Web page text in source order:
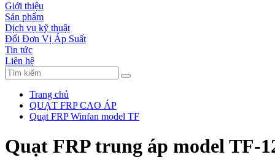
Giới thiệu
Sản phẩm
Dịch vụ kỹ thuật
Đổi Đơn Vị Áp Suất
Tin tức
Liên hệ
Trang chủ
QUẠT FRP CAO ÁP
Quạt FRP Winfan model TF
Quạt FRP trung áp model TF-